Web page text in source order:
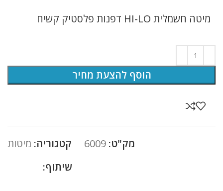
מיטה חשמלית HI-LO דפנות פלסטיק קשיח
הוסף להצעת מחיר
מק"ט: 6009 קטגוריה: מיטות
שיתוף: